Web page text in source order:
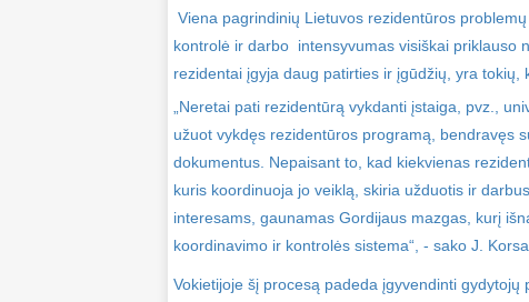
Viena pagrindinių Lietuvos rezidentūros
kontrolė ir darbo intensyvumas visiškai priklauso
rezidentai įgyja daug patirties ir įgūdžių, yra tokių,
„Neretai pati rezidentūrą vykdanti įstaiga, pvz.,
užuot vykdęs rezidentūros programą, bendravęs
dokumentus. Nepaisant to, kad kiekvienas
kuris koordinuoja jo veiklą, skiria užduotis ir
interesams, gaunamas Gordijaus mazgas, kurį
koordinavimo ir kontrolės sistema“, - sako J.
Vokietijoje šį procesą padeda įgyvendinti